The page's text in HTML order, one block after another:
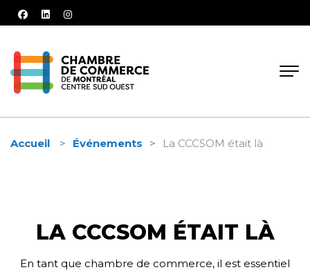
facebooklinkedininstagram
Accueil Événements La CCCSOM était là
LA CCCSOM ÉTAIT LÀ
En tant que chambre de commerce, il est essentiel